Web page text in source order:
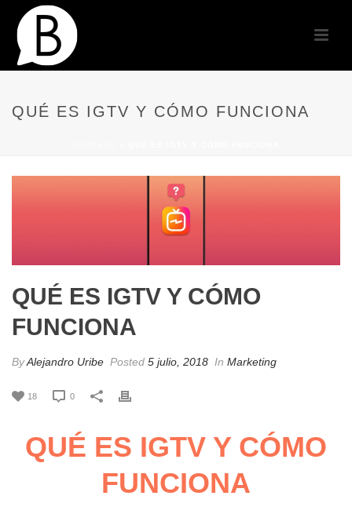
QUÉ ES IGTV Y CÓMO FUNCIONA
QUÉ ES IGTV Y CÓMO
FUNCIONA
ByAlejandro Uribe Posted 5 julio, 2018 In Marketing
18 0
QUÉ ES IGTV Y CÓMO
FUNCIONA